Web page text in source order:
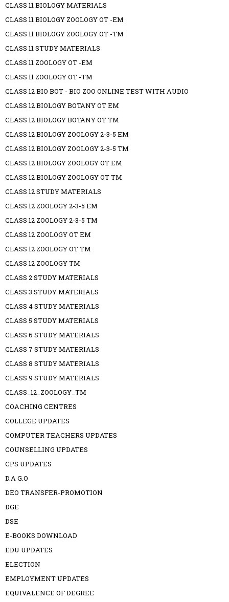
CLASS 11 BIOLOGY MATERIALS
CLASS 11 BIOLOGY ZOOLOGY OT -EM
CLASS 11 BIOLOGY ZOOLOGY OT -TM
CLASS 11 STUDY MATERIALS
CLASS 11 ZOOLOGY OT -EM
CLASS 11 ZOOLOGY OT -TM
CLASS 12 BIO BOT - BIO ZOO ONLINE TEST WITH AUDIO
CLASS 12 BIOLOGY BOTANY OT EM
CLASS 12 BIOLOGY BOTANY OT TM
CLASS 12 BIOLOGY ZOOLOGY 2-3-5 EM
CLASS 12 BIOLOGY ZOOLOGY 2-3-5 TM
CLASS 12 BIOLOGY ZOOLOGY OT EM
CLASS 12 BIOLOGY ZOOLOGY OT TM
CLASS 12 STUDY MATERIALS
CLASS 12 ZOOLOGY 2-3-5 EM
CLASS 12 ZOOLOGY 2-3-5 TM
CLASS 12 ZOOLOGY OT EM
CLASS 12 ZOOLOGY OT TM
CLASS 12 ZOOLOGY TM
CLASS 2 STUDY MATERIALS
CLASS 3 STUDY MATERIALS
CLASS 4 STUDY MATERIALS
CLASS 5 STUDY MATERIALS
CLASS 6 STUDY MATERIALS
CLASS 7 STUDY MATERIALS
CLASS 8 STUDY MATERIALS
CLASS 9 STUDY MATERIALS
CLASS_12_ZOOLOGY_TM
COACHING CENTRES
COLLEGE UPDATES
COMPUTER TEACHERS UPDATES
COUNSELLING UPDATES
CPS UPDATES
D.A G.O
DEO TRANSFER-PROMOTION
DGE
DSE
E-BOOKS DOWNLOAD
EDU UPDATES
ELECTION
EMPLOYMENT UPDATES
EQUIVALENCE OF DEGREE